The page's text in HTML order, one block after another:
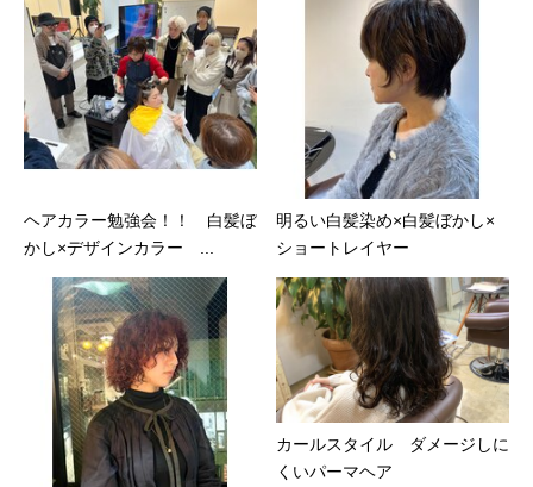
ヘアカラー勉強会！！ 白髪ぼ
かし×デザインカラー ...
明るい白髪染め×白髪ぼかし×
ショートレイヤー
カールスタイル ダメージしに
くいパーマヘア